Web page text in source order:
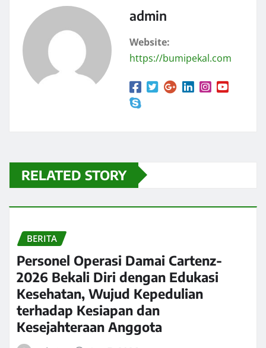
admin
Website:
https://bumipekal.com
RELATED STORY
BERITA
Personel Operasi Damai Cartenz-
2026 Bekali Diri dengan Edukasi
Kesehatan, Wujud Kepedulian
terhadap Kesiapan dan
Kesejahteraan Anggota